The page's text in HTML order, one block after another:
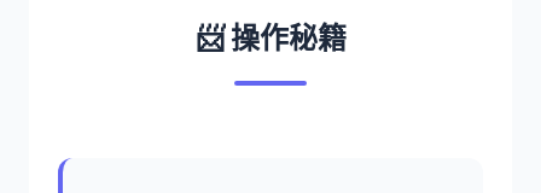
📨 操作秘籍